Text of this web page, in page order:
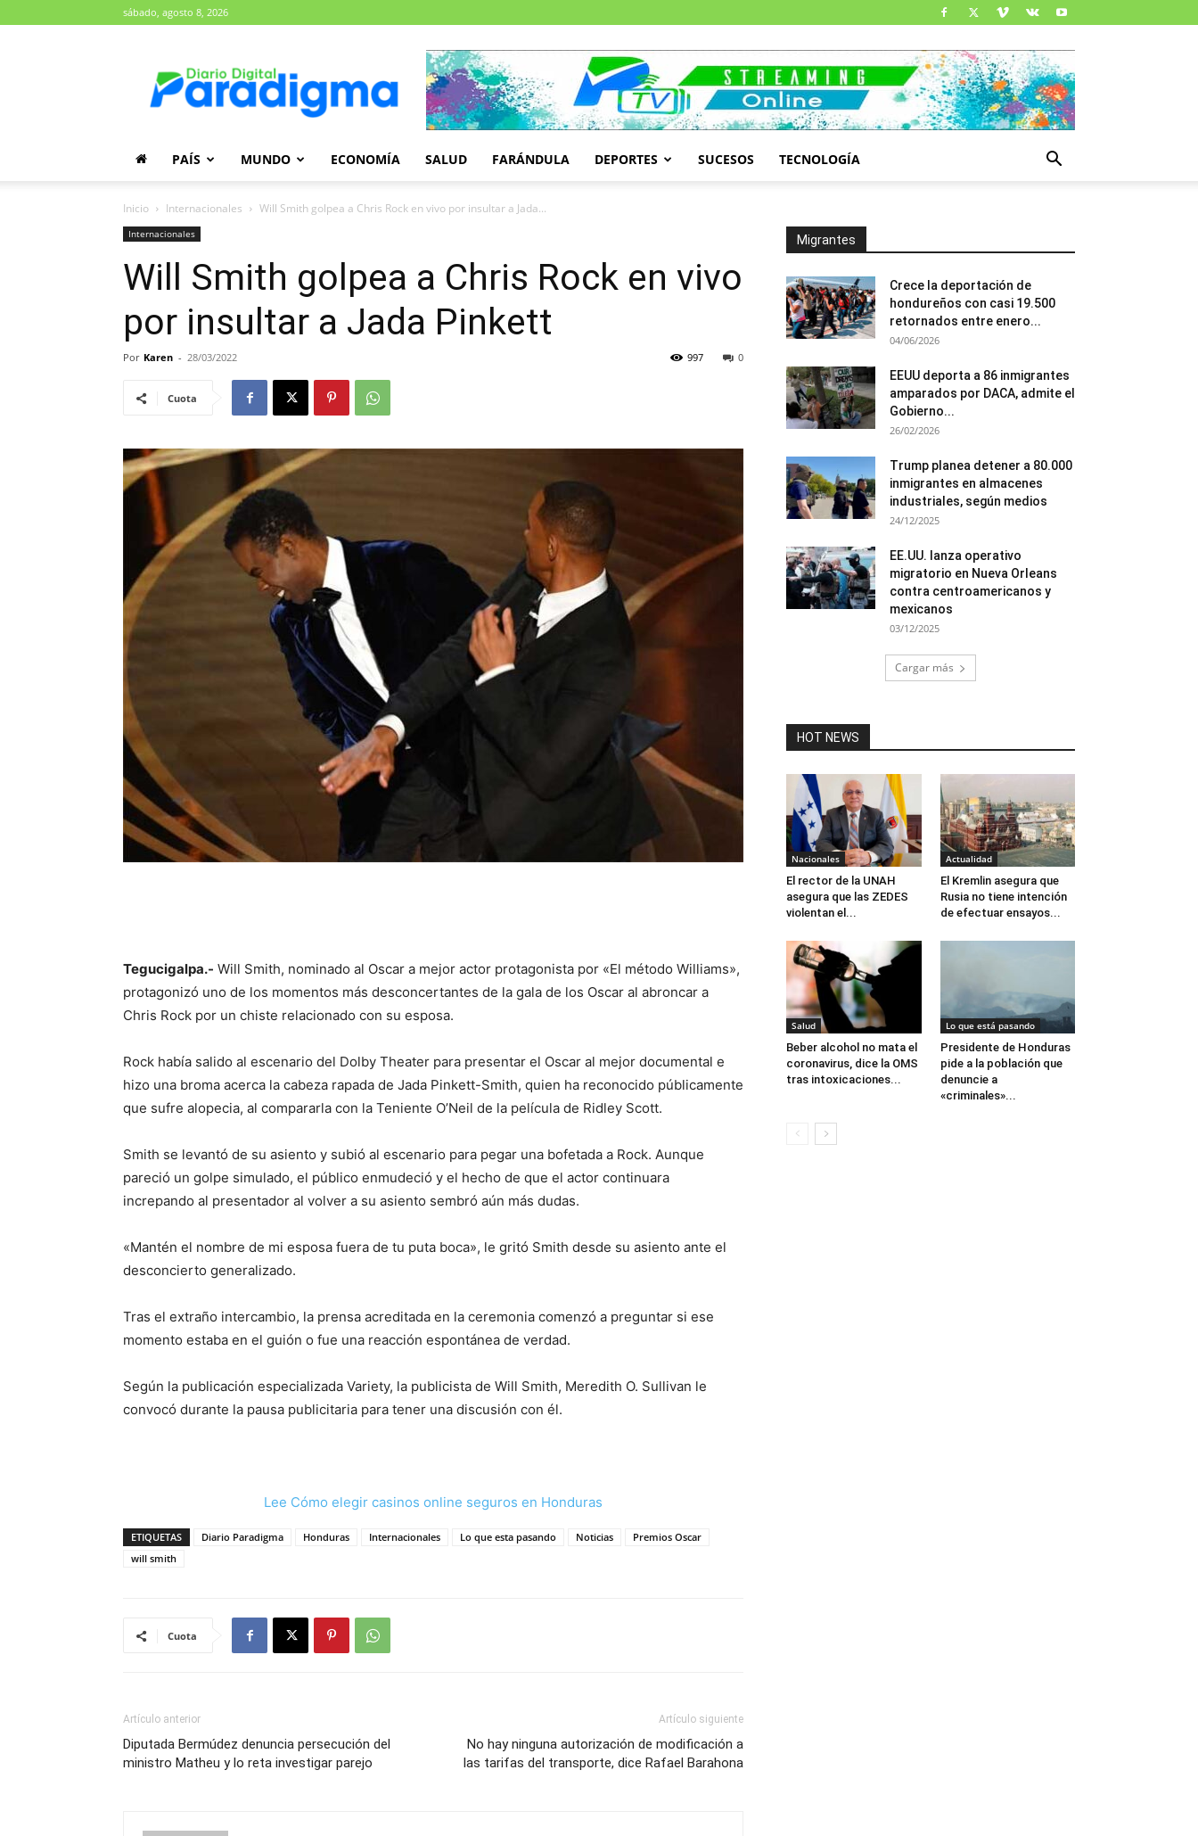
sábado, agosto 8, 2026
Paradigma
PAÍS MUNDO ECONOMÍA SALUD FARÁNDULA DEPORTES SUCESOS TECNOLOGÍA
Inicio Internacionales Will Smith golpea a Chris Rock en vivo por insultar a Jada...
Internacionales
Will Smith golpea a Chris Rock en vivo
por insultar a Jada Pinkett
Por Karen - 28/03/2022 0
997
Cuota
Tegucigalpa.- Will Smith, nominado al Oscar a mejor actor protagonista por «El método Williams»,
protagonizó uno de los momentos más desconcertantes de la gala de los Oscar al abroncar a
Chris Rock por un chiste relacionado con su esposa.
Rock había salido al escenario del Dolby Theater para presentar el Oscar al mejor documental e
hizo una broma acerca la cabeza rapada de Jada Pinkett-Smith, quien ha reconocido públicamente
que sufre alopecia, al compararla con la Teniente O’Neil de la película de Ridley Scott.
Smith se levantó de su asiento y subió al escenario para pegar una bofetada a Rock. Aunque
pareció un golpe simulado, el público enmudeció y el hecho de que el actor continuara
increpando al presentador al volver a su asiento sembró aún más dudas.
«Mantén el nombre de mi esposa fuera de tu puta boca», le gritó Smith desde su asiento ante el
desconcierto generalizado.
Tras el extraño intercambio, la prensa acreditada en la ceremonia comenzó a preguntar si ese
momento estaba en el guión o fue una reacción espontánea de verdad.
Según la publicación especializada Variety, la publicista de Will Smith, Meredith O. Sullivan le
convocó durante la pausa publicitaria para tener una discusión con él.
Lee Cómo elegir casinos online seguros en Honduras
ETIQUETAS Diario Paradigma Honduras Internacionales Lo que esta pasando Noticias
Premios Oscar
will smith
Cuota
Artículo anterior
Diputada Bermúdez denuncia persecución del
ministro Matheu y lo reta investigar parejo
Artículo siguiente
No hay ninguna autorización de modificación a
las tarifas del transporte, dice Rafael Barahona
Migrantes
Crece la deportación de
hondureños con casi 19.500
retornados entre enero...
04/06/2026
EEUU deporta a 86 inmigrantes
amparados por DACA, admite el
Gobierno...
26/02/2026
Trump planea detener a 80.000
inmigrantes en almacenes
industriales, según medios
24/12/2025
EE.UU. lanza operativo
migratorio en Nueva Orleans
contra centroamericanos y
mexicanos
03/12/2025
Cargar más
HOT NEWS
Nacionales
El rector de la UNAH
asegura que las ZEDES
violentan el...
Actualidad
El Kremlin asegura que
Rusia no tiene intención
de efectuar ensayos...
Salud
Beber alcohol no mata el
coronavirus, dice la OMS
tras intoxicaciones...
Lo que está pasando
Presidente de Honduras
pide a la población que
denuncie a
«criminales»...